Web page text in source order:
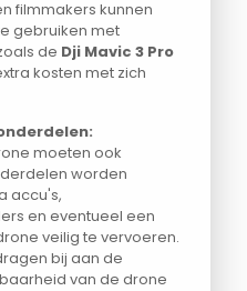
filmmakers kunnen
gebruiken met
de Dji Mavic 3 Pro
kosten met zich
moeten ook
worden
accu's,
en eventueel een
veilig te vervoeren.
bij aan de
van de drone